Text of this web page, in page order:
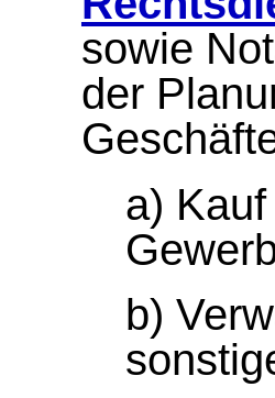
sowie
der
a)
b)